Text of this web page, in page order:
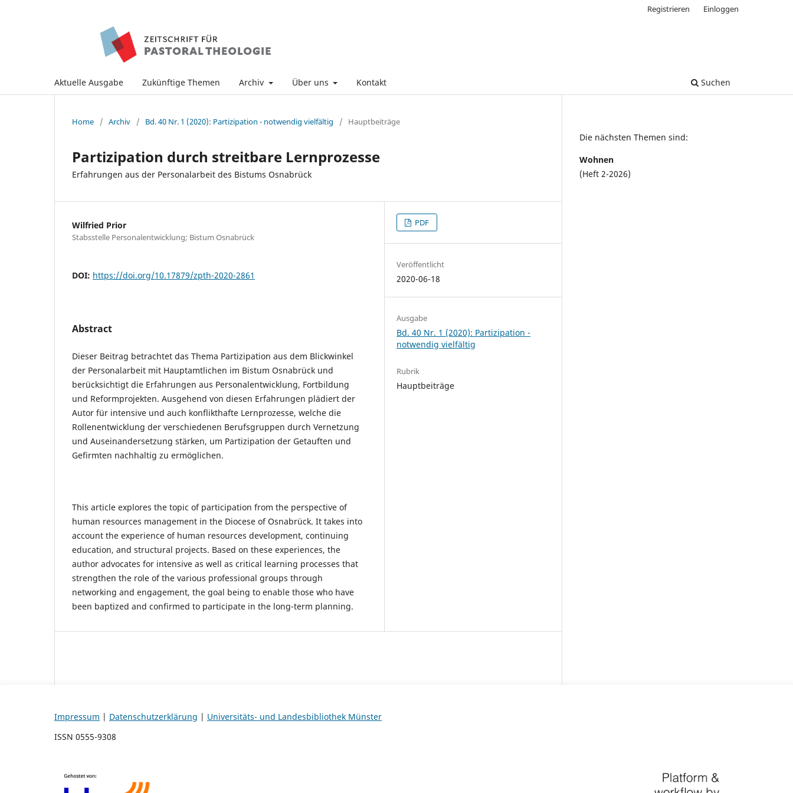
Aktuelle Ausgabe Zukünftige Themen Archiv Über uns Kontakt Suchen
Registrieren Einloggen
Home / Archiv / Bd. 40 Nr. 1 (2020): Partizipation - notwendig vielfältig / Hauptbeiträge
Partizipation durch streitbare Lernprozesse
Erfahrungen aus der Personalarbeit des Bistums Osnabrück
Wilfried Prior
Stabsstelle Personalentwicklung; Bistum Osnabrück
DOI: https://doi.org/10.17879/zpth-2020-2861
Abstract
Dieser Beitrag betrachtet das Thema Partizipation aus dem Blickwinkel
der Personalarbeit mit Hauptamtlichen im Bistum Osnabrück und
berücksichtigt die Erfahrungen aus Personalentwicklung, Fortbildung
und Reformprojekten. Ausgehend von diesen Erfahrungen plädiert der
Autor für intensive und auch konflikthafte Lernprozesse, welche die
Rollenentwicklung der verschiedenen Berufsgruppen durch Vernetzung
und Auseinandersetzung stärken, um Partizipation der Getauften und
Gefirmten nachhaltig zu ermöglichen.
This article explores the topic of participation from the perspective of
human resources management in the Diocese of Osnabrück. It takes into
account the experience of human resources development, continuing
education, and structural projects. Based on these experiences, the
author advocates for intensive as well as critical learning processes that
strengthen the role of the various professional groups through
networking and engagement, the goal being to enable those who have
been baptized and confirmed to participate in the long-term planning.
PDF
Veröffentlicht
2020-06-18
Ausgabe
Bd. 40 Nr. 1 (2020): Partizipation -
notwendig vielfältig
Rubrik
Hauptbeiträge
Die nächsten Themen sind:
Wohnen
(Heft 2-2026)
Impressum | Datenschutzerklärung | Universitäts- und Landesbibliothek Münster
ISSN 0555-9308